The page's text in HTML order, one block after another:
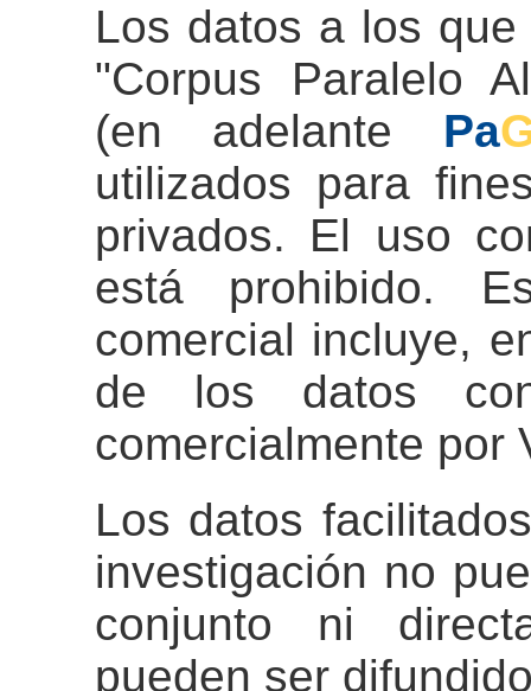
Los datos a los
"Corpus Paralelo
(en adelante Pa
utilizados para
privados. El uso
está prohibido.
comercial incluye,
de los datos
comercialmente por
Los datos
investigación no
conjunto ni
pueden ser